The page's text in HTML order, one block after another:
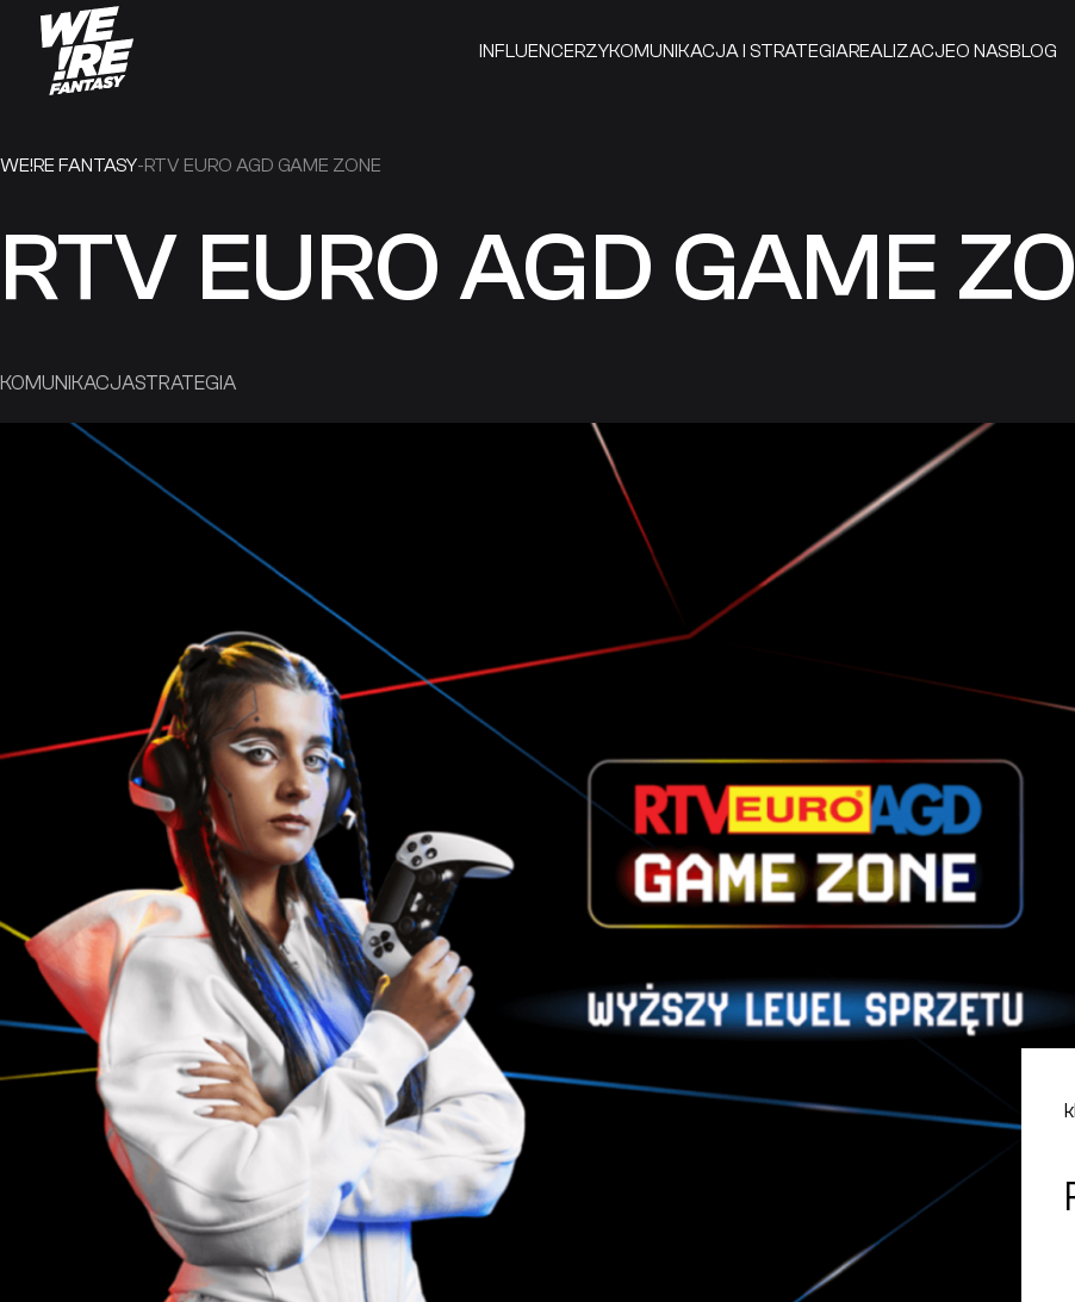
content
INFLUENCERZYKOMUNIKACJA I STRATEGIAREALIZACJEO NASBLOG
WE!RE FANTASY-RTV EURO AGD GAME ZONE
RTV EURO AGD GAME
KOMUNIKACJASTRATEGIA